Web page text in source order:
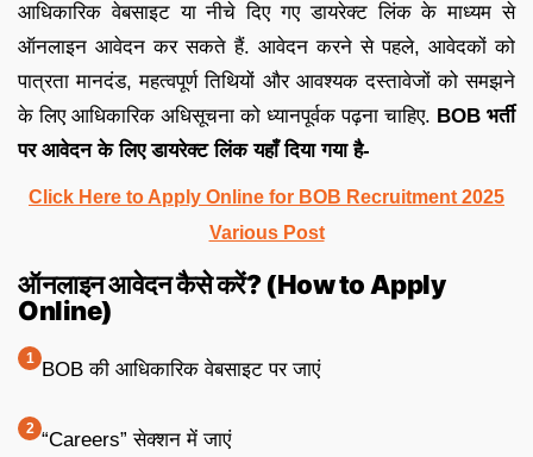
आधिकारिक वेबसाइट या नीचे दिए गए डायरेक्ट लिंक के माध्यम से
ऑनलाइन आवेदन कर सकते हैं. आवेदन करने से पहले, आवेदकों को
पात्रता मानदंड, महत्वपूर्ण तिथियों और आवश्यक दस्तावेजों को समझने
के लिए आधिकारिक अधिसूचना को ध्यानपूर्वक पढ़ना चाहिए. BOB भर्ती
पर आवेदन के लिए डायरेक्ट लिंक यहाँ दिया गया है-
Click Here to Apply Online for BOB Recruitment 2025
Various Post
ऑनलाइन आवेदन कैसे करें? (How to Apply
Online)
BOB की आधिकारिक वेबसाइट पर जाएं
“Careers” सेक्शन में जाएं